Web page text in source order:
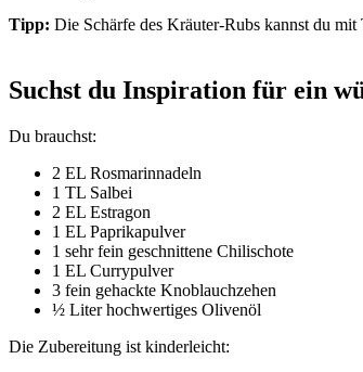
Tipp: Die Schärfe des Kräuter-Rubs kannst du mit
Suchst du Inspiration für ein
Du brauchst:
2 EL Rosmarinnadeln
1 TL Salbei
2 EL Estragon
1 EL Paprikapulver
1 sehr fein geschnittene Chilischote
1 EL Currypulver
3 fein gehackte Knoblauchzehen
½ Liter hochwertiges Olivenöl
Die Zubereitung ist kinderleicht: